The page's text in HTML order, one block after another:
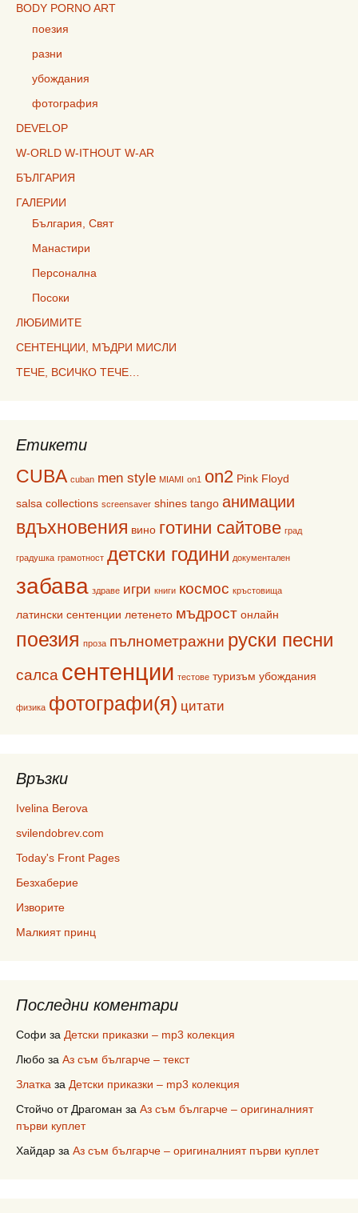
BODY PORNO ART
поезия
разни
убождания
фотография
DEVELOP
W-ORLD W-ITHOUT W-AR
БЪЛГАРИЯ
ГАЛЕРИИ
България, Свят
Манастири
Персонална
Посоки
ЛЮБИМИТЕ
СЕНТЕНЦИИ, МЪДРИ МИСЛИ
ТЕЧЕ, ВСИЧКО ТЕЧЕ…
Етикети
CUBA cuban men style MIAMI on1 on2 Pink Floyd
salsa collections screensaver shines tango анимации
вдъхновения вино готини сайтове град
градушка грамотност детски години документален
забава здраве игри книги космос кръстовища
латински сентенции летенето мъдрост онлайн
поезия проза пълнометражни руски песни
салса сентенции тестове туризъм убождания
физика фотографи(я) цитати
Връзки
Ivelina Berova
svilendobrev.com
Today's Front Pages
Безхаберие
Изворите
Малкият принц
Последни коментари
Софи за Детски приказки – mp3 колекция
Любо за Аз съм българче – текст
Златка за Детски приказки – mp3 колекция
Стойчо от Драгоман за Аз съм българче – оригиналният
първи куплет
Хайдар за Аз съм българче – оригиналният първи куплет